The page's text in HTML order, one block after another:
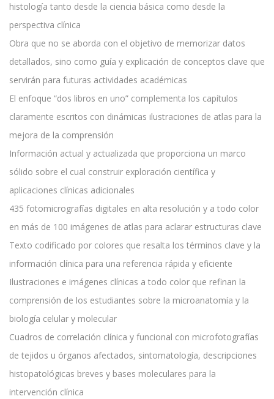
histología tanto desde la ciencia básica como desde la
perspectiva clínica
Obra que no se aborda con el objetivo de memorizar datos
detallados, sino como guía y explicación de conceptos clave que
servirán para futuras actividades académicas
El enfoque “dos libros en uno” complementa los capítulos
claramente escritos con dinámicas ilustraciones de atlas para la
mejora de la comprensión
Información actual y actualizada que proporciona un marco
sólido sobre el cual construir exploración científica y
aplicaciones clínicas adicionales
435 fotomicrografías digitales en alta resolución y a todo color
en más de 100 imágenes de atlas para aclarar estructuras clave
Texto codificado por colores que resalta los términos clave y la
información clínica para una referencia rápida y eficiente
Ilustraciones e imágenes clínicas a todo color que refinan la
comprensión de los estudiantes sobre la microanatomía y la
biología celular y molecular
Cuadros de correlación clínica y funcional con microfotografías
de tejidos u órganos afectados, sintomatología, descripciones
histopatológicas breves y bases moleculares para la
intervención clínica